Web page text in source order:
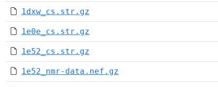
1dxw_cs.str.gz
1e0e_cs.str.gz
1e52_cs.str.gz
1e52_nmr-data.nef.gz